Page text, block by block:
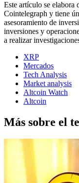
Este artículo se elabora
Cointelegraph y tiene
asesoramiento de
inversiones y
a realizar
XRP
Mercados
Tech Analysis
Market analysis
Altcoin Watch
Altcoin
Más sobre el